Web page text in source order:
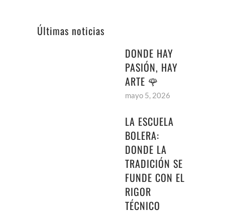
Últimas noticias
DONDE HAY
PASIÓN, HAY
ARTE 🌹
mayo 5, 2026
LA ESCUELA
BOLERA:
DONDE LA
TRADICIÓN SE
FUNDE CON EL
RIGOR
TÉCNICO